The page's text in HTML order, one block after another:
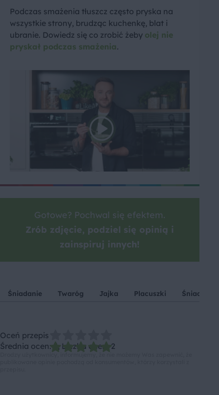
Podczas smażenia tłuszcz często pryska na
wszystkie strony, brudząc kuchenkę, blat i
ubranie. Dowiedz się co zrobić żeby olej nie
pryskał podczas smażenia.
Gotowe? Pochwal się efektem.
Zrób zdjęcie, podziel się opinią i
zainspiruj innych!
Śniadanie Twaróg Jajka Placuszki Śniadanie
Oceń przepis
Średnia ocen: 5, Liczba ocen: 2